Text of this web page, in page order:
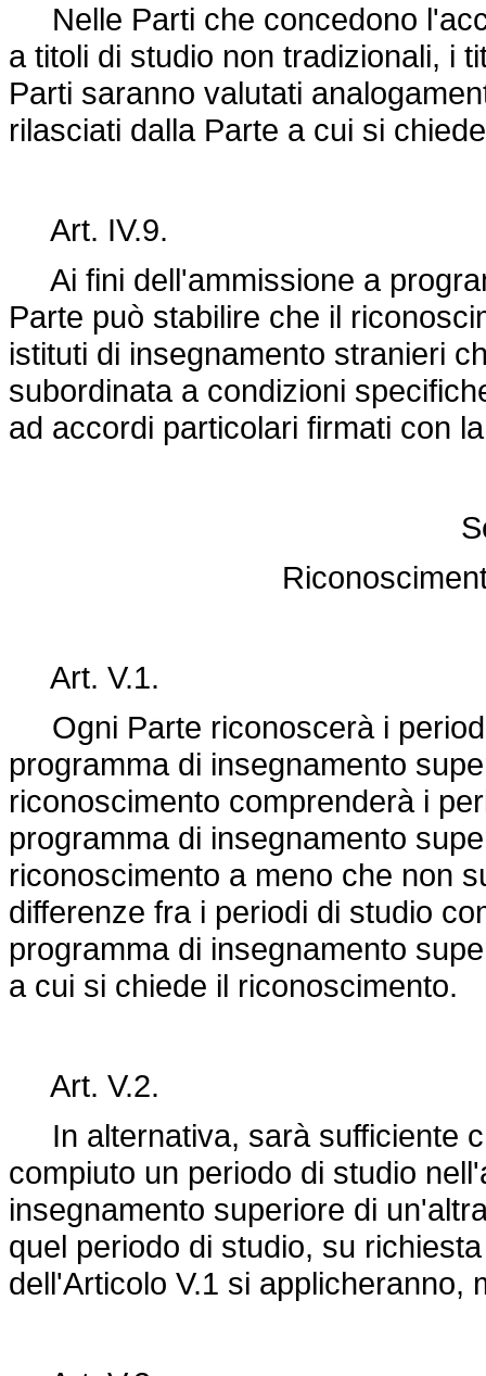
Nelle Parti che concedono
a titoli di studio non tradizionali, i
Parti saranno valutati
rilasciati dalla Parte a cui si
Art. IV.9.
Ai fini dell'ammissione a
Parte può stabilire che il
istituti di insegnamento stranieri
subordinata a condizioni
ad accordi particolari firmati con
Art. V.1.
Ogni Parte riconoscerà i
programma di insegnamento
riconoscimento comprenderà i
programma di insegnamento
riconoscimento a meno che non
differenze fra i periodi di studio
programma di insegnamento
a cui si chiede il riconoscimento.
Art. V.2.
In alternativa, sarà sufficiente
compiuto un periodo di studio
insegnamento superiore di
quel periodo di studio, su
dell'Articolo V.1 si applicheranno,